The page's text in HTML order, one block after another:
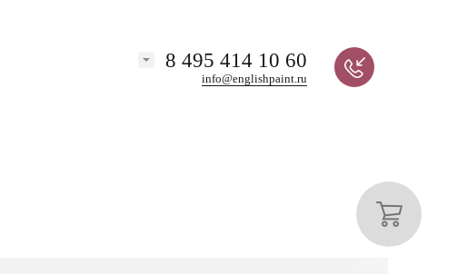
8 495 414 10 60
info@englishpaint.ru